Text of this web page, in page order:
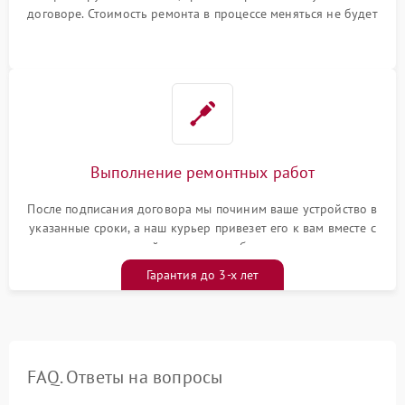
договоре. Стоимость ремонта в процессе меняться не будет
Выполнение ремонтных работ
После подписания договора мы починим ваше устройство в
указанные сроки, а наш курьер привезет его к вам вместе с
гарантийным талоном бесплатно
Гарантия до 3-х лет
FAQ. Ответы на вопросы